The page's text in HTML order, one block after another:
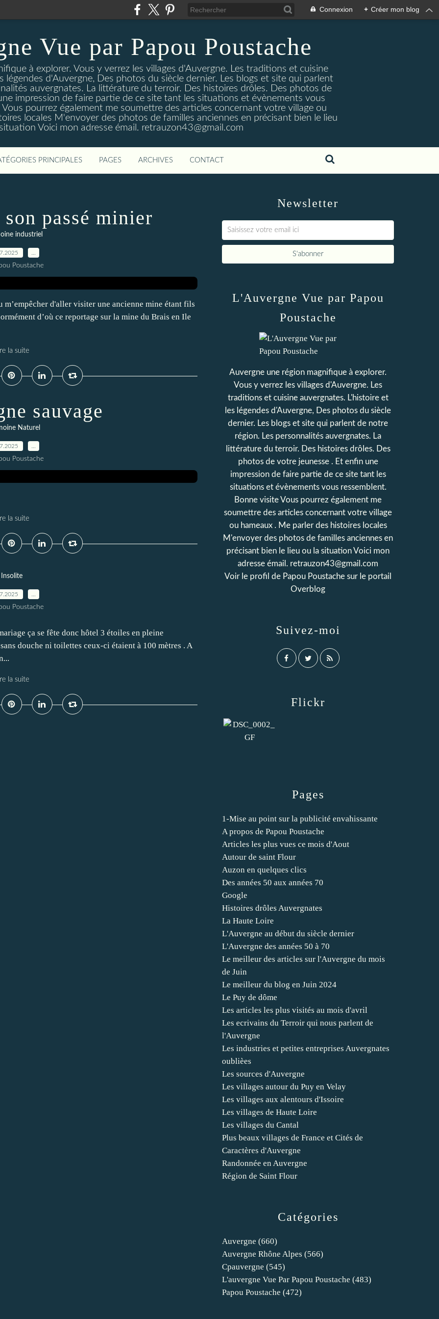
Connexion + Créer mon blog
Vue par Papou Poustache
à explorer. Vous y verrez les villages d'Auvergne. Les traditions et cuisine
légendes d'Auvergne, Des photos du siècle dernier. Les blogs et site qui parlent
auvergnates. La littérature du terroir. Des histoires drôles. Des photos de
impression de faire partie de ce site tant les situations et évènements vous
pourrez également me soumettre des articles concernant votre village ou
locales M'envoyer des photos de familles anciennes en précisant bien le lieu
Voici mon adresse émail. retrauzon43@gmail.com
PRINCIPALES PAGES ARCHIVES CONTACT
passé minier
industriel
Poustache
d'aller visiter une ancienne mine étant fils
d’où ce reportage sur la mine du Brais en Ile
la suite
sauvage
Naturel
Poustache
la suite
Insolite
Poustache
ça se fête donc hôtel 3 étoiles en pleine
douche ni toilettes ceux-ci étaient à 100 mètres . A
la suite
Newsletter
Catégories
Auvergne (660)
Auvergne Rhône Alpes (566)
Cpauvergne (545)
L'auvergne Vue Par Papou Poustache (483)
Papou Poustache (472)
Pages
1-Mise au point sur la publicité envahissante
A propos de Papou Poustache
Articles les plus vues ce mois d'Aout
Autour de saint Flour
Auzon en quelques clics
Des années 50 aux années 70
Google
Histoires drôles Auvergnates
La Haute Loire
L'Auvergne au début du siècle dernier
L'Auvergne des années 50 à 70
Le meilleur des articles sur l'Auvergne du mois
de Juin
Le meilleur du blog en Juin 2024
Le Puy de dôme
Les articles les plus visités au mois d'avril
Les ecrivains du Terroir qui nous parlent de
l'Auvergne
Les industries et petites entreprises Auvergnates
oublièes
Les sources d'Auvergne
Les villages autour du Puy en Velay
Les villages aux alentours d'Issoire
Les villages de Haute Loire
Les villages du Cantal
Plus beaux villages de France et Cités de
Caractères d'Auvergne
Randonnée en Auvergne
Région de Saint Flour
L'Auvergne Vue par Papou
Poustache
Auvergne une région magnifique à explorer.
Vous y verrez les villages d'Auvergne. Les
traditions et cuisine auvergnates. L'histoire et
les légendes d'Auvergne, Des photos du siècle
dernier. Les blogs et site qui parlent de notre
région. Les personnalités auvergnates. La
littérature du terroir. Des histoires drôles. Des
photos de votre jeunesse . Et enfin une
impression de faire partie de ce site tant les
situations et évènements vous ressemblent.
Bonne visite Vous pourrez également me
soumettre des articles concernant votre village
ou hameaux . Me parler des histoires locales
M'envoyer des photos de familles anciennes en
précisant bien le lieu ou la situation Voici mon
adresse émail. retrauzon43@gmail.com
Voir le profil de Papou Poustache sur le portail
Overblog
Suivez-moi
Flickr